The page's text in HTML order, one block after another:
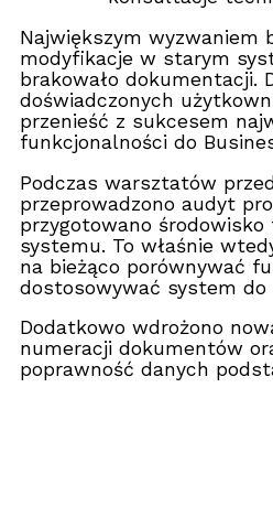
Największym wyzwaniem
modyfikacje w starym
brakowało dokumentacji.
doświadczonych
przenieść z sukcesem
funkcjonalności do
Podczas warsztatów
przeprowadzono audyt
przygotowano
systemu. To właśnie
na bieżąco porównywać
dostosowywać system do
Dodatkowo wdrożono
numeracji dokumentów
poprawność danych